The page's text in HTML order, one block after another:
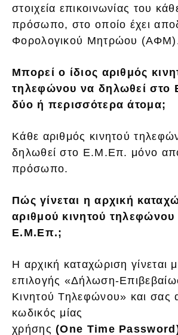
στοιχεία επικοινωνίας του
πρόσωπο, στο οποίο έχει
Φορολογικού Μητρώου
Μπορεί ο ίδιος αριθμός
τηλεφώνου να δηλωθεί
δύο ή περισσότερα άτομα;
Κάθε αριθμός κινητού
δηλωθεί στο Ε.Μ.Επ. μόνο
πρόσωπο.
Πώς γίνεται η αρχική
αριθμού κινητού
Ε.Μ.Επ.;
Η αρχική καταχώριση γίνεται
επιλογής «Δήλωση-
Κινητού Τηλεφώνου» και σας
κωδικός μίας
χρήσης(One Time